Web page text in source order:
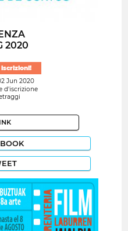
2020
Jun 2020
d'iscrizione